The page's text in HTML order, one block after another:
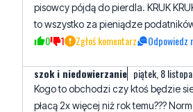
szok i niedowierzanie piątek, 8
Kogo to obchodzi czy ktoś będzie
1 1 Zgłoś komentarz Odpowiedz
Pytanie piątek, 8 listopada 2024 -